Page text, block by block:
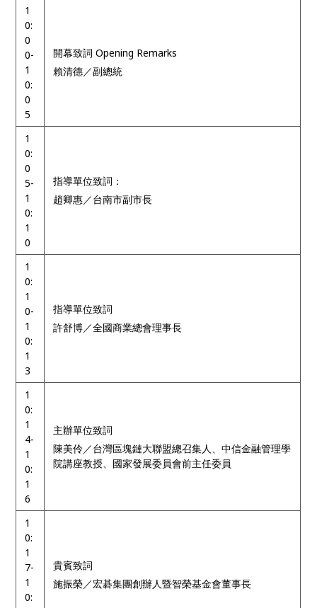
1
0:
0
0-
1
0:
0
5
開幕致詞 Opening Remarks
賴清德／副總統
1
0:
0
5-
1
0:
1
0
指導單位致詞：
趙卿惠／台南市副市長
1
0:
1
0-
1
0:
1
3
指導單位致詞
許舒博／全國商業總會理事長
1
0:
1
4-
1
0:
1
6
主辦單位致詞
陳美伶／台灣區塊鏈大聯盟總召集人、中信金融管理學
院講座教授、國家發展委員會前主任委員
1
0:
1
7-
1
0:
貴賓致詞
施振榮／宏碁集團創辦人暨智榮基金會董事長